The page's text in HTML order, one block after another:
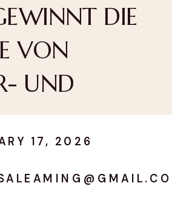
DIE
VON
UND
17, 2026